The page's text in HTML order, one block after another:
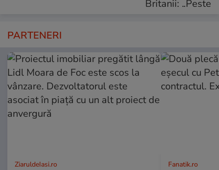
PARTENERI
ZiaruldeIasi.ro Fanatik.ro